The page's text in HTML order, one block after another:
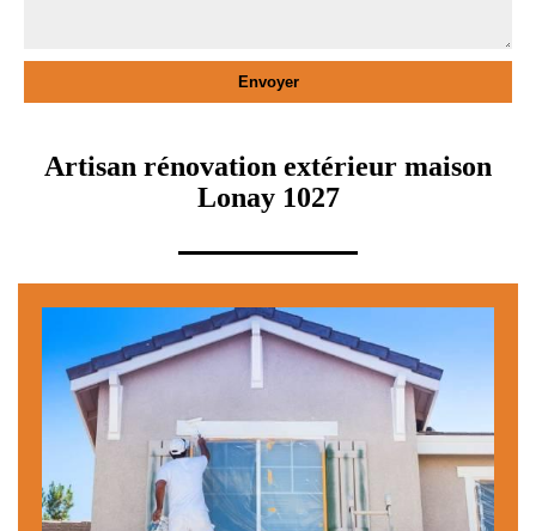
Artisan rénovation extérieur maison
Lonay 1027